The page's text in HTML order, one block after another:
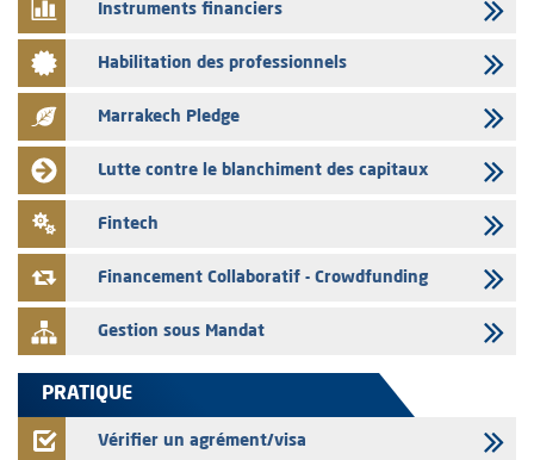
03/08/2026
L’AMMC met sur son site internet les publications réalisées par les
émetteurs en date du 3 août 2026
03/08/2026
Liste des agréments et visas d'OPCVM accordés par l'AMMC pour le
mois de juillet 2026
03/08/2026
L' AMMC publie les indicateurs mensuels du marché des capitaux pour
le mois de Juin 2026
Instruments financiers
Habilitation des professionnels
Marrakech Pledge
Lutte contre le blanchiment des capitaux
Fintech
Financement Collaboratif - Crowdfunding
Gestion sous Mandat
PRATIQUE
Vérifier un agrément/visa